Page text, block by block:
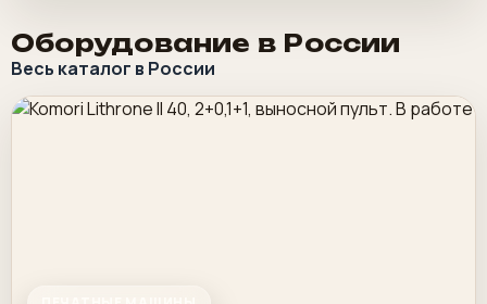
Оборудование в России
Весь каталог в России